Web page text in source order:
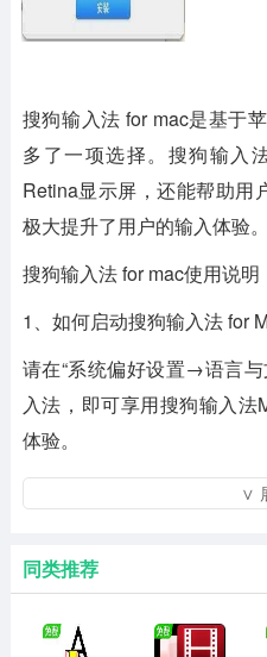
搜狗输入法 for mac是基于
多了一项选择。搜狗输入
Retina显示屏，还能帮助用
极大提升了用户的输入体验。
搜狗输入法 for mac使用说明
1、如何启动搜狗输入法 for
请在“系统偏好设置→语言
入法，即可享用搜狗输入
体验。
2、如何快捷切换至搜狗
>“选择前一个输入源”或者“
源”，可以设置输入法的快捷
3、如何切换中英文?
∨
同类推荐